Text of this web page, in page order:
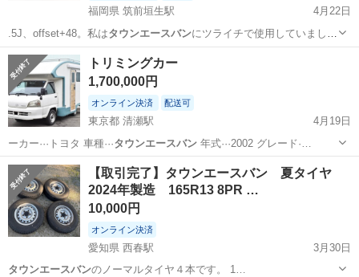
福岡県 筑前垣生駅
4月22日
.5J、offset+48。私はタウンエースバンにツライチで使用していまし
た。P…
福岡 中間市 筑前垣生駅
トリミングカー
1,700,000円
オンライン決済 配送可
東京都 清瀬駅
4月19日
ーカー···トヨタ 車種···タウンエースバン年式···2002 グレード·…
東京 清瀬市 清瀬駅 その他
【取引完了】タウンエースバン 夏タイヤ
2024年製造 165R13 8PR …
10,000円
オンライン決済
愛知県 西春駅
3月30日
タウンエースバン
のノーマルタイヤ４本です。 1…